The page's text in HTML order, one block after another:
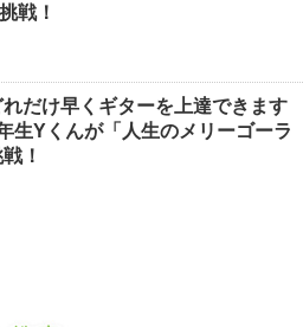
戦！
だけ早くギターを上達できます
生Yくんが「人生のメリーゴーラ
！